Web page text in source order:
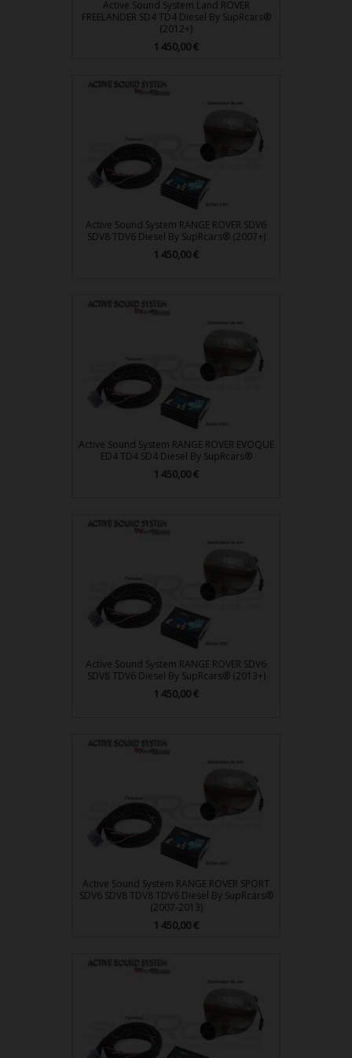
Active Sound System Land ROVER
FREELANDER SD4 TD4 Diesel By SupRcars®
(2012+)
Prix
1 450,00 €
Active Sound System RANGE ROVER SDV6
SDV8 TDV6 Diesel By SupRcars® (2007+)
Prix
1 450,00 €
Active Sound System RANGE ROVER EVOQUE
ED4 TD4 SD4 Diesel By SupRcars®
Prix
1 450,00 €
Active Sound System RANGE ROVER SDV6
SDV8 TDV6 Diesel By SupRcars® (2013+)
Prix
1 450,00 €
Active Sound System RANGE ROVER SPORT
SDV6 SDV8 TDV8 TDV6 Diesel By SupRcars®
(2007-2013)
Prix
1 450,00 €